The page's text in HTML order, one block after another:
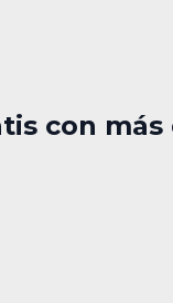
con más